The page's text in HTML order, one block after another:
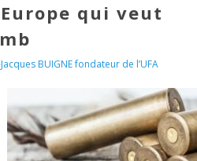
qui veut
Jacques BUIGNE fondateur de l’UFA